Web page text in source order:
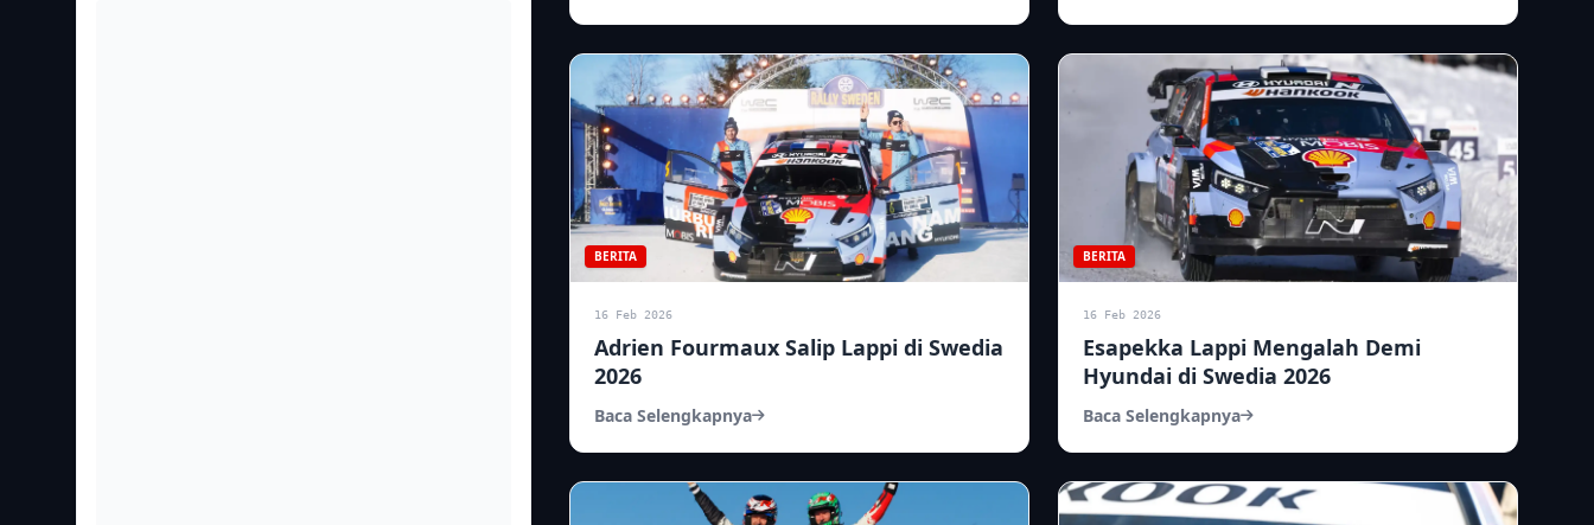
BERITA
16 Feb 2026
Adrien Fourmaux Salip Lappi di Swedia
2026
Baca Selengkapnya
BERITA
16 Feb 2026
Esapekka Lappi Mengalah Demi
Hyundai di Swedia 2026
Baca Selengkapnya